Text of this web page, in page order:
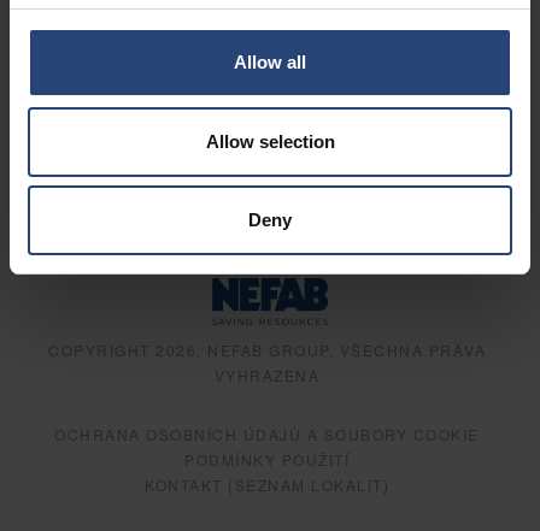
Allow all
Allow selection
Deny
COPYRIGHT 2026, NEFAB GROUP, VŠECHNA PRÁVA
VYHRAZENA
OCHRANA OSOBNÍCH ÚDAJŮ A SOUBORY COOKIE
PODMÍNKY POUŽITÍ
KONTAKT (SEZNAM LOKALIT)